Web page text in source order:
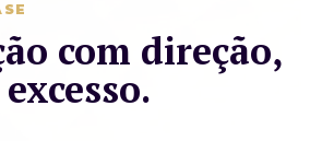
com direção,